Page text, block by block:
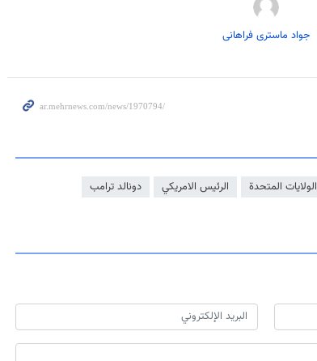
جواد ماستری فراهانی
الولايات المتحدة الرئيس الامريكي
دونالد ترامب